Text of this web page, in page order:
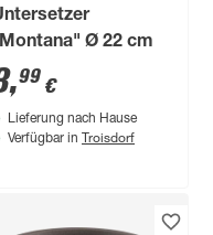
Ø 22 cm
,99 €
Lieferung nach Hause
Verfügbar in Troisdorf